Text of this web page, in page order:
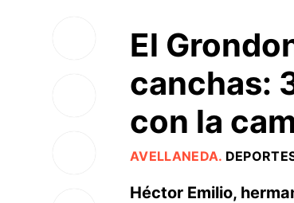
El
canchas:
con la
AVELLANEDA.
Héctor Emilio,